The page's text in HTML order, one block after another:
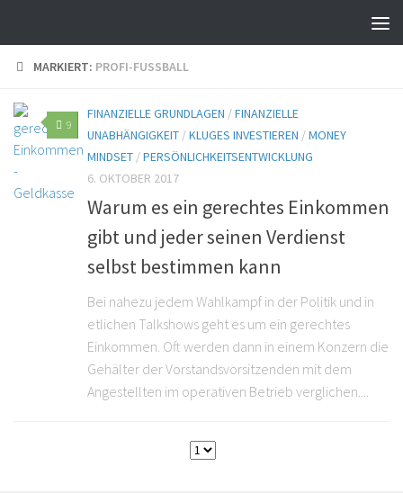
MARKIERT: PROFI-FUSSBALL
9
FINANZIELLE GRUNDLAGEN /FINANZIELLE
UNABHÄNGIGKEIT /KLUGES INVESTIEREN /MONEY
MINDSET /PERSÖNLICHKEITSENTWICKLUNG
6. OKTOBER 2017
Warum es ein gerechtes Einkommen
gibt und jeder seinen Verdienst
selbst bestimmen kann
Bei nahezu jedem Wahlkampf in der Politik und in
etlichen Talkshows geht es um ein gerechtes
Einkommen. Oft werden dann in einem Konzern die
Gehälter der Vorstandsvorsitzenden mit dem
Angestellten im operativen Betrieb verglichen....